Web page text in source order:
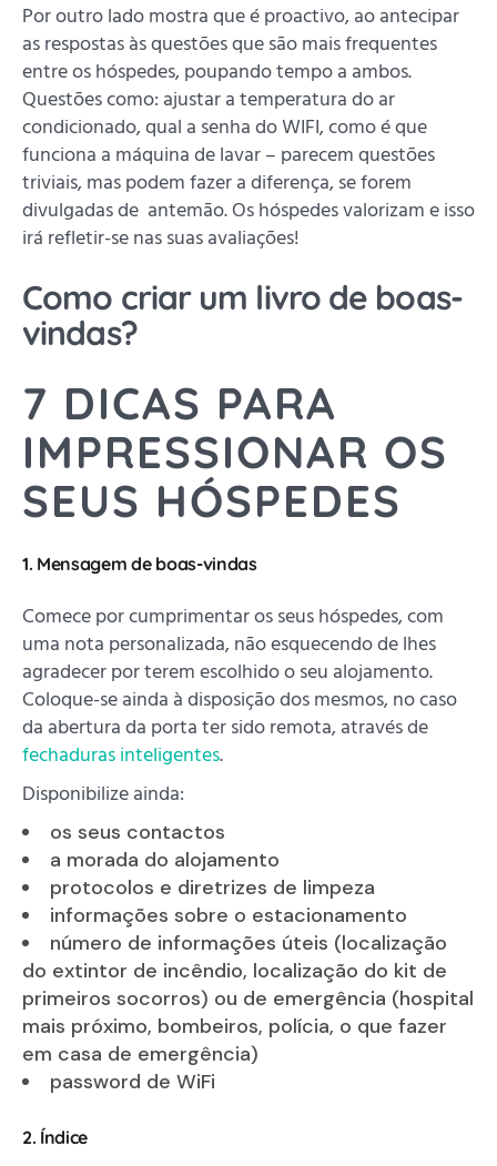
Por outro lado mostra que é proactivo, ao antecipar
as respostas às questões que são mais frequentes
entre os hóspedes, poupando tempo a ambos.
Questões como: ajustar a temperatura do ar
condicionado, qual a senha do WIFI, como é que
funciona a máquina de lavar – parecem questões
triviais, mas podem fazer a diferença, se forem
divulgadas de antemão. Os hóspedes valorizam e isso
irá refletir-se nas suas avaliações!
Como criar um livro de boas-
vindas?
7 DICAS PARA
IMPRESSIONAR OS
SEUS HÓSPEDES
1. Mensagem de boas-vindas
Comece por cumprimentar os seus hóspedes, com
uma nota personalizada, não esquecendo de lhes
agradecer por terem escolhido o seu alojamento.
Coloque-se ainda à disposição dos mesmos, no caso
da abertura da porta ter sido remota, através de
fechaduras inteligentes.
Disponibilize ainda:
os seus contactos
a morada do alojamento
protocolos e diretrizes de limpeza
informações sobre o estacionamento
número de informações úteis (localização
do extintor de incêndio, localização do kit de
primeiros socorros) ou de emergência (hospital
mais próximo, bombeiros, polícia, o que fazer
em casa de emergência)
password de WiFi
2. Índice